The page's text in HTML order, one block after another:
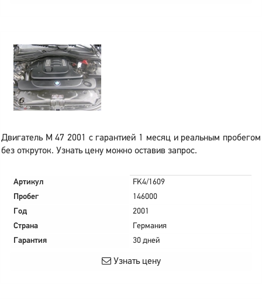
Двигатель M 47 2001 с гарантией 1 месяц и реальным пробегом
без откруток. Узнать цену можно оставив запрос.
Артикул
FK4/1609
Пробег
146000
Год
2001
Страна
Германия
Гарантия
30 дней
Узнать цену